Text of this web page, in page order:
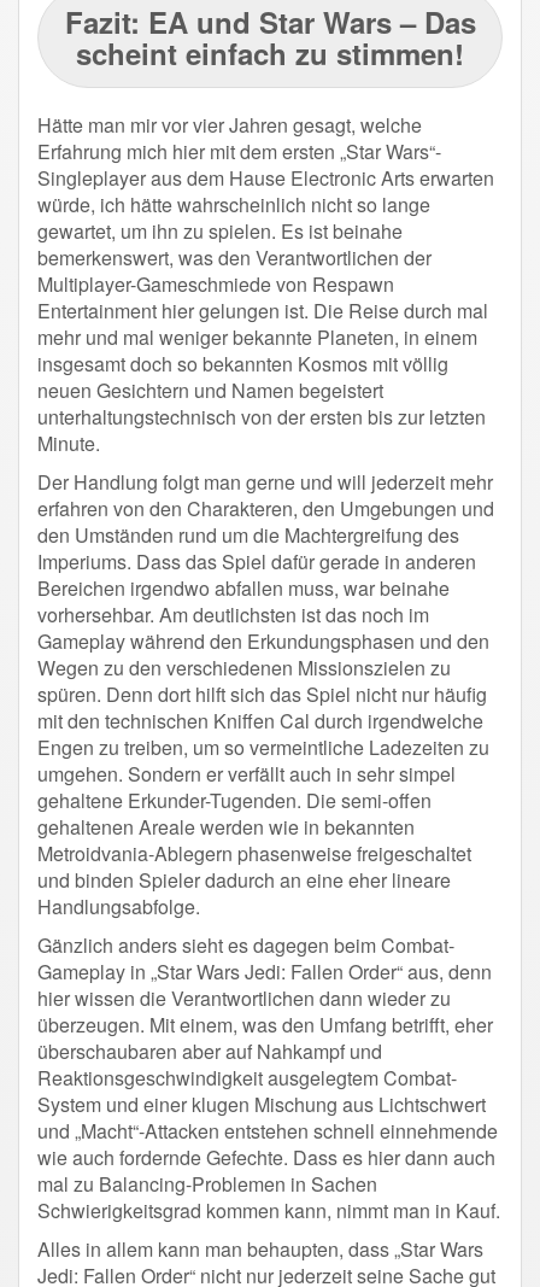
Fazit: EA und Star Wars – Das
scheint einfach zu stimmen!
Hätte man mir vor vier Jahren gesagt, welche
Erfahrung mich hier mit dem ersten „Star Wars“-
Singleplayer aus dem Hause Electronic Arts erwarten
würde, ich hätte wahrscheinlich nicht so lange
gewartet, um ihn zu spielen. Es ist beinahe
bemerkenswert, was den Verantwortlichen der
Multiplayer-Gameschmiede von Respawn
Entertainment hier gelungen ist. Die Reise durch mal
mehr und mal weniger bekannte Planeten, in einem
insgesamt doch so bekannten Kosmos mit völlig
neuen Gesichtern und Namen begeistert
unterhaltungstechnisch von der ersten bis zur letzten
Minute.
Der Handlung folgt man gerne und will jederzeit mehr
erfahren von den Charakteren, den Umgebungen und
den Umständen rund um die Machtergreifung des
Imperiums. Dass das Spiel dafür gerade in anderen
Bereichen irgendwo abfallen muss, war beinahe
vorhersehbar. Am deutlichsten ist das noch im
Gameplay während den Erkundungsphasen und den
Wegen zu den verschiedenen Missionszielen zu
spüren. Denn dort hilft sich das Spiel nicht nur häufig
mit den technischen Kniffen Cal durch irgendwelche
Engen zu treiben, um so vermeintliche Ladezeiten zu
umgehen. Sondern er verfällt auch in sehr simpel
gehaltene Erkunder-Tugenden. Die semi-offen
gehaltenen Areale werden wie in bekannten
Metroidvania-Ablegern phasenweise freigeschaltet
und binden Spieler dadurch an eine eher lineare
Handlungsabfolge.
Gänzlich anders sieht es dagegen beim Combat-
Gameplay in „Star Wars Jedi: Fallen Order“ aus, denn
hier wissen die Verantwortlichen dann wieder zu
überzeugen. Mit einem, was den Umfang betrifft, eher
überschaubaren aber auf Nahkampf und
Reaktionsgeschwindigkeit ausgelegtem Combat-
System und einer klugen Mischung aus Lichtschwert
und „Macht“-Attacken entstehen schnell einnehmende
wie auch fordernde Gefechte. Dass es hier dann auch
mal zu Balancing-Problemen in Sachen
Schwierigkeitsgrad kommen kann, nimmt man in Kauf.
Alles in allem kann man behaupten, dass „Star Wars
Jedi: Fallen Order“ nicht nur jederzeit seine Sache gut